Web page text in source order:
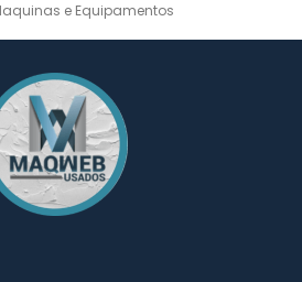
e Equipamentos
Operatrizes
Dobradeira CNC Usada
Hidráulica Usada
Dobradeira Hidráulica
Usada
Dobradeira Industrial
Máquinas Industriais
Equipamentos